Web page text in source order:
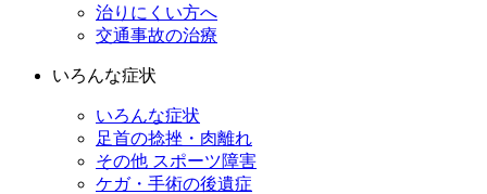
治りにくい方へ
交通事故の治療
いろんな症状
いろんな症状
足首の捻挫・肉離れ
その他 スポーツ障害
ケガ・手術の後遺症